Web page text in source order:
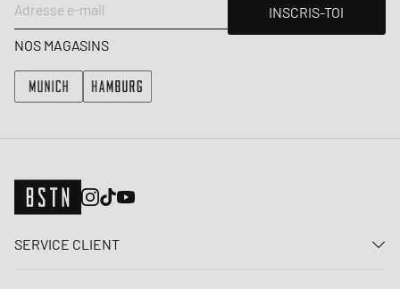
Adresse e-mail
INSCRIS-TOI
NOS MAGASINS
SERVICE CLIENT